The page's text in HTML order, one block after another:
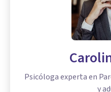
Psicóloga experta en
y